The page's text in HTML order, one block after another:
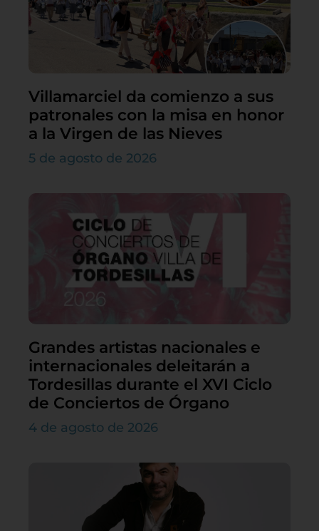
Villamarciel da comienzo a sus
patronales con la misa en honor
a la Virgen de las Nieves
5 de agosto de 2026
Grandes artistas nacionales e
internacionales deleitarán a
Tordesillas durante el XVI Ciclo
de Conciertos de Órgano
4 de agosto de 2026